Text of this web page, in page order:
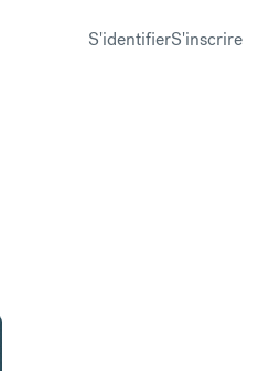
S'identifierS'inscrire